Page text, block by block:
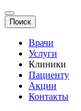
Поиск
Врачи
Услуги
Клиники
Пациенту
Акции
Контакты